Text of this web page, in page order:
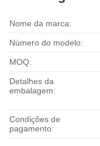
Nome da marca:
Número do modelo:
MOQ:
Detalhes da
embalagem:
Condições de
pagamento: